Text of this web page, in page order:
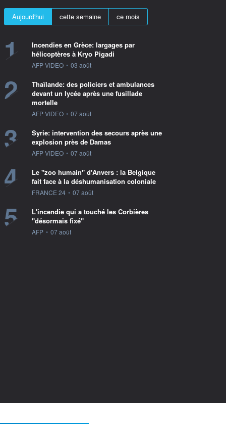
Aujourd'hui cette semaine ce mois
1
Incendies en Grèce: largages par
hélicoptères à Kryo Pigadi
information fournie par
AFP VIDEO • 03 août
2
Thaïlande: des policiers et ambulances
devant un lycée après une fusillade
mortelle
information fournie par
AFP VIDEO • 07 août
3
Syrie: intervention des secours après une
explosion près de Damas
information fournie par
AFP VIDEO • 07 août
4
Le "zoo humain" d'Anvers : la Belgique
fait face à la déshumanisation coloniale
information fournie par
FRANCE 24 • 07 août
5
L'incendie qui a touché les Corbières
"désormais fixé"
information fournie par
AFP • 07 août